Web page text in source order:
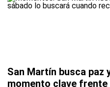
San Martín busca paz
momento clave